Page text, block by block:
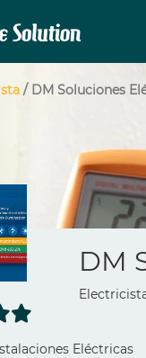
/ DM Soluciones
DM
Eléctricas